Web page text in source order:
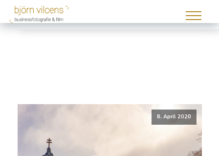
8. April 2020